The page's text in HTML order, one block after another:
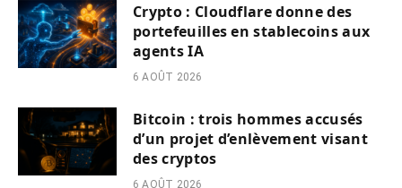
Crypto : Cloudflare donne des
portefeuilles en stablecoins aux
agents IA
6 AOÛT 2026
Bitcoin : trois hommes accusés
d’un projet d’enlèvement visant
des cryptos
6 AOÛT 2026